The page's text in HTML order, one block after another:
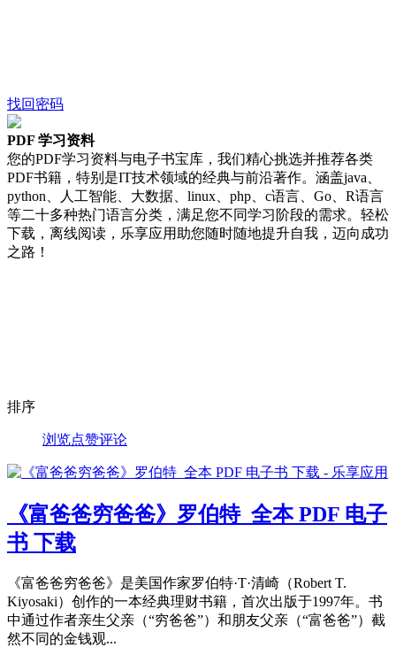
找回密码
PDF 学习资料
您的PDF学习资料与电子书宝库，我们精心挑选并推荐各类
PDF书籍，特别是IT技术领域的经典与前沿著作。涵盖java、
python、人工智能、大数据、linux、php、c语言、Go、R语言
等二十多种热门语言分类，满足您不同学习阶段的需求。轻松
下载，离线阅读，乐享应用助您随时随地提升自我，迈向成功
之路！
排序
浏览点赞评论
《富爸爸穷爸爸》罗伯特_全本 PDF 电子
书 下载
《富爸爸穷爸爸》是美国作家罗伯特·T·清崎（Robert T.
Kiyosaki）创作的一本经典理财书籍，首次出版于1997年。书
中通过作者亲生父亲（“穷爸爸”）和朋友父亲（“富爸爸”）截
然不同的金钱观...